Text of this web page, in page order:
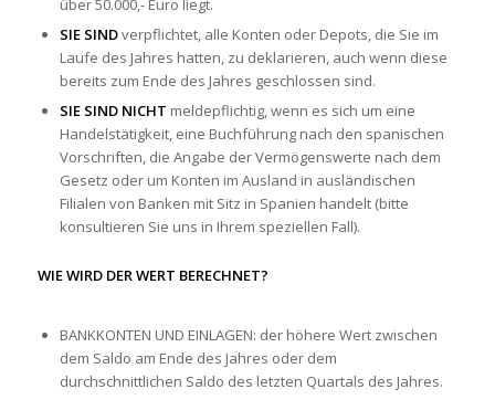
über 50.000,- Euro liegt.
SIE SINDverpflichtet, alle Konten oder Depots, die Sie im
Laufe des Jahres hatten, zu deklarieren, auch wenn diese
bereits zum Ende des Jahres geschlossen sind.
SIE SIND NICHT meldepflichtig, wenn es sich um eine
Handelstätigkeit, eine Buchführung nach den spanischen
Vorschriften, die Angabe der Vermögenswerte nach dem
Gesetz oder um Konten im Ausland in ausländischen
Filialen von Banken mit Sitz in Spanien handelt (bitte
konsultieren Sie uns in Ihrem speziellen Fall).
WIE WIRD DER WERT BERECHNET?
BANKKONTEN UND EINLAGEN: der höhere Wert zwischen
dem Saldo am Ende des Jahres oder dem
durchschnittlichen Saldo des letzten Quartals des Jahres.